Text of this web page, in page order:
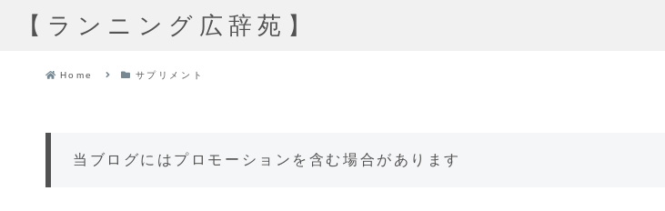
【ランニング広辞苑】
Home サプリメント
当ブログにはプロモーションを含む場合があります